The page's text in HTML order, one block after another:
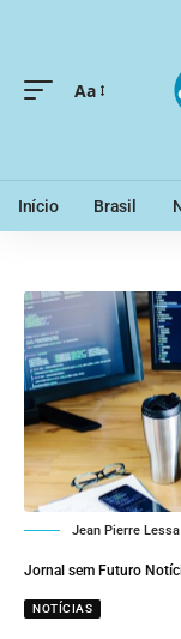
Aa
Início Brasil
Jean Pierre
Jornal sem Futuro
NOTÍCIAS